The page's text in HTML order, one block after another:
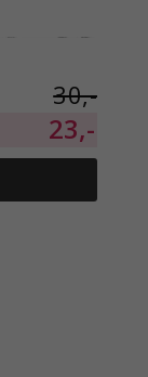
30,-
23,-